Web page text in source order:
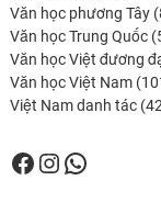
Văn học phương Tây
Văn học Trung Quốc
Văn học Việt đương
Văn học Việt Nam
Việt Nam danh tác 42
Facebook
Instagram